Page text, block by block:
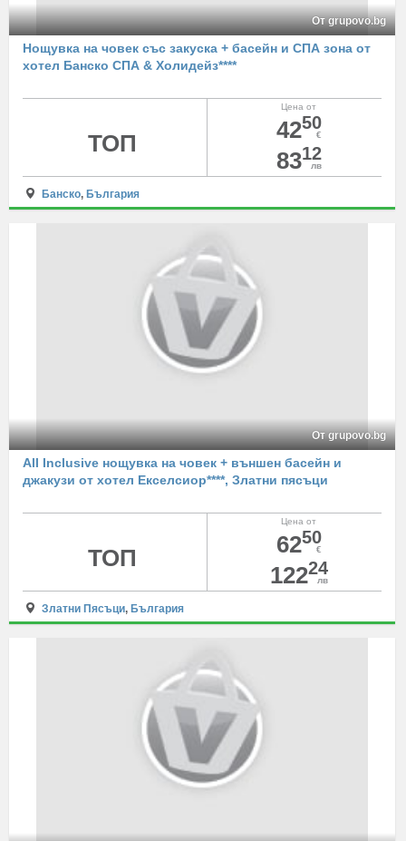
От grupovo.bg
Нощувка на човек със закуска + басейн и СПА зона от
хотел Банско СПА & Холидейз****
Цена от
4250
€
8312
лв
ТОП
Банско, България
От grupovo.bg
All Inclusive нощувка на човек + външен басейн и
джакузи от хотел Екселсиор****, Златни пясъци
Цена от
6250
€
12224
лв
ТОП
Златни Пясъци, България